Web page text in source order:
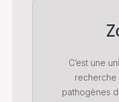
C’est une
recherche
pathogènes